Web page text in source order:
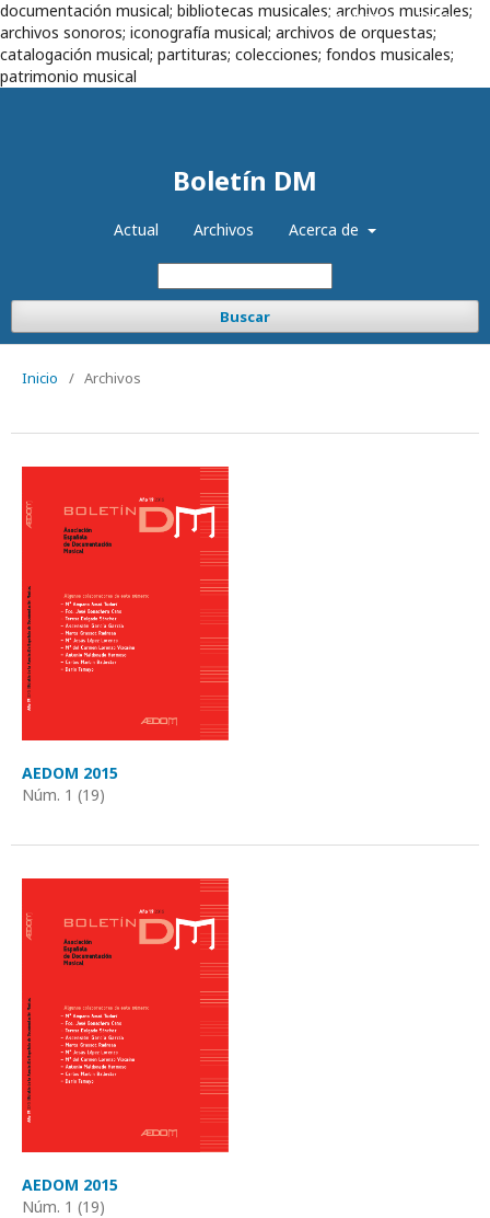
documentación musical; bibliotecas musicales; archivos musicales;
archivos sonoros; iconografía musical; archivos de orquestas;
catalogación musical; partituras; colecciones; fondos musicales;
patrimonio musical
Boletín DM
Actual Archivos Acerca de
Buscar
Registrarse Entrar
Inicio / Archivos
AEDOM 2015
Núm. 1 (19)
AEDOM 2015
Núm. 1 (19)